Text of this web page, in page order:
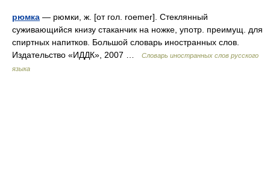
рюмка — рюмки, ж. [от гол. roemer]. Стеклянный
суживающийся книзу стаканчик на ножке, употр. преимущ. для
спиртных напитков. Большой словарь иностранных слов.
Издательство «ИДДК», 2007 …
Словарь иностранных слов русского
языка